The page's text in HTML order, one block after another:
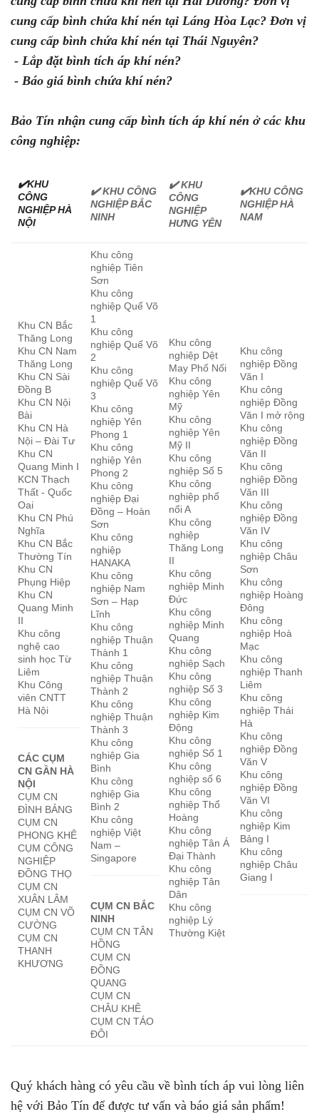
cung cấp bình chứa khí nén tại Láng Hòa Lạc? Đơn vị
cung cấp bình chứa khí nén tại Thái Nguyên?
- Lắp đặt bình tích áp khí nén?
- Báo giá bình chứa khí nén?
Bảo Tín nhận cung cấp bình tích áp khí nén ở các khu
công nghiệp:
✔️KHU
CÔNG
NGHIỆP HÀ
NỘI
✔️ KHU CÔNG
NGHIỆP BẮC
NINH
✔️ KHU
CÔNG
NGHIỆP
HƯNG YÊN
✔️KHU CÔNG
NGHIỆP HÀ
NAM
Khu CN Bắc
Thăng Long
Khu CN Nam
Thăng Long
Khu CN Sài
Đồng B
Khu CN Nội
Bài
Khu CN Hà
Nội – Đài Tư
Khu CN
Quang Minh I
KCN Thạch
Thất - Quốc
Oai
Khu CN Phú
Nghĩa
Khu CN Bắc
Thường Tín
Khu CN
Phụng Hiệp
Khu CN
Quang Minh
II
Khu công
nghệ cao
sinh học Từ
Liêm
Khu Công
viên CNTT
Hà Nội
CÁC CỤM
CN GẦN HÀ
NỘI
CỤM CN
ĐÌNH BẢNG
CỤM CN
PHONG KHÊ
CỤM CÔNG
NGHIỆP
ĐỒNG THỌ
CỤM CN
XUÂN LÂM
CỤM CN VÕ
CƯỜNG
CỤM CN
THANH
KHƯƠNG
Khu công
nghiệp Tiên
Sơn
Khu công
nghiệp Quế Võ
1
Khu công
nghiệp Quế Võ
2
Khu công
nghiệp Quế Võ
3
Khu công
nghiệp Yên
Phong 1
Khu công
nghiệp Yên
Phong 2
Khu công
nghiệp Đại
Đồng – Hoàn
Sơn
Khu công
nghiệp
HANAKA
Khu công
nghiệp Nam
Sơn – Hạp
Lĩnh
Khu công
nghiệp Thuận
Thành 1
Khu công
nghiệp Thuận
Thành 2
Khu công
nghiệp Thuận
Thành 3
Khu công
nghiệp Gia
Bình
Khu công
nghiệp Gia
Bình 2
Khu công
nghiệp Việt
Nam –
Singapore
CỤM CN BẮC
NINH
CỤM CN TÂN
HỒNG
CỤM CN
ĐỒNG
QUANG
CỤM CN
CHÂU KHÊ
CỤM CN TÁO
ĐÔI
Khu công
nghiệp Dệt
May Phố Nối
Khu công
nghiệp Yên
Mỹ
Khu công
nghiệp Yên
Mỹ II
Khu công
nghiệp Số 5
Khu công
nghiệp phố
nối A
Khu công
nghiệp
Thăng Long
II
Khu công
nghiệp Minh
Đức
Khu công
nghiệp Minh
Quang
Khu công
nghiệp Sạch
Khu công
nghiệp Số 3
Khu công
nghiệp Kim
Động
Khu công
nghiệp Số 1
Khu công
nghiệp số 6
Khu công
nghiệp Thổ
Hoàng
Khu công
nghiệp Tân Á
Đại Thành
Khu công
nghiệp Tân
Dân
Khu công
nghiệp Lý
Thường Kiệt
Khu công
nghiệp Đồng
Văn I
Khu công
nghiệp Đồng
Văn I mở rộng
Khu công
nghiệp Đồng
Văn II
Khu công
nghiệp Đồng
Văn III
Khu công
nghiệp Đồng
Văn IV
Khu công
nghiệp Châu
Sơn
Khu công
nghiệp Hoàng
Đông
Khu công
nghiệp Hoà
Mạc
Khu công
nghiệp Thanh
Liêm
Khu công
nghiệp Thái
Hà
Khu công
nghiệp Đồng
Văn V
Khu công
nghiệp Đồng
Văn VI
Khu công
nghiệp Kim
Bảng I
Khu công
nghiệp Châu
Giang I
Quý khách hàng có yêu cầu về bình tích áp vui lòng liên
hệ với Bảo Tín để được tư vấn và báo giá sản phẩm!